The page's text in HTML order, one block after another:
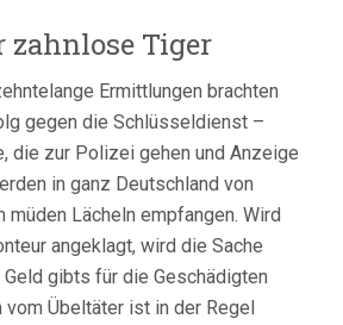
zahnlose Tiger
Ermittlungen brachten
gegen die Schlüsseldienst –
die zur Polizei gehen und Anzeige
in ganz Deutschland von
müden Lächeln empfangen. Wird
angeklagt, wird die Sache
gibts für die Geschädigten
vom Übeltäter ist in der Regel